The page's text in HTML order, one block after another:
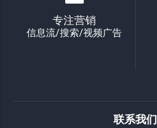
专注营销
信息流/搜索/视频广告
联系我们